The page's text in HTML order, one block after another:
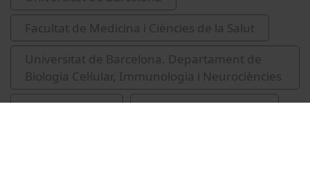
Facultat de Medicina i Ciències de la Salut
Universitat de Barcelona. Departament de
Biologia Cel·lular, Immunologia i Neurociències
teràpia cel·lular
Canals i Coll, Josep M.